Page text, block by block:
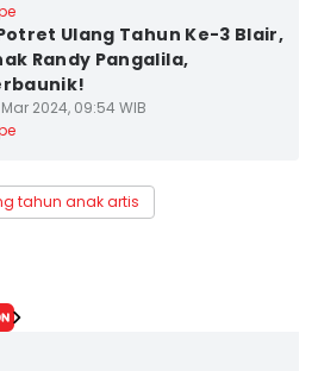
Ulang Tahun Ke-3 Blair,
Randy Pangalila,
2024, 09:54 WIB
tahun anak artis